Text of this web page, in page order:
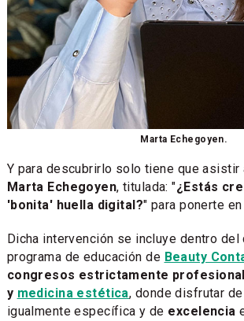
Marta Echegoyen.
Y para descubrirlo solo tiene que asistir
Marta Echegoyen, titulada: "¿Estás
'bonita' huella digital?" para ponerte en
Dicha intervención se incluye dentro del
programa de educación de Beauty
congresos estrictamente
y medicina estética, donde disfrutar
igualmente específica y de excelencia